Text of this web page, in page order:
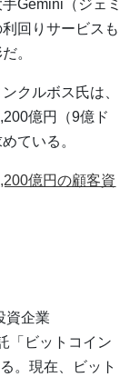
Gemini（ジェミ
回りサービスも
。
クルボス氏は、
億円（9億ド
ている。
億円の顧客資
資企業
「ビットコイン
。現在、ビット